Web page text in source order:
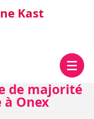
Kast
de majorité
à Onex